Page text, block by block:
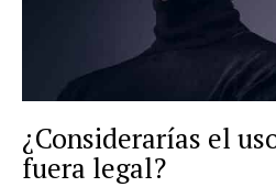
¿Considerarías el
fuera legal?